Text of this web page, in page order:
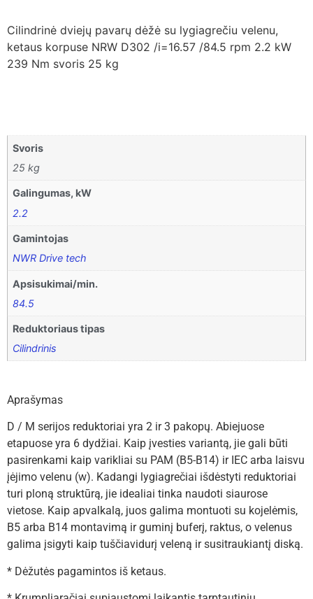
Cilindrinė dviejų pavarų dėžė su lygiagrečiu velenu,
ketaus korpuse NRW D302 /i=16.57 /84.5 rpm 2.2 kW
239 Nm svoris 25 kg
Svoris
25 kg
Galingumas, kW
2.2
Gamintojas
NWR Drive tech
Apsisukimai/min.
84.5
Reduktoriaus tipas
Cilindrinis
Aprašymas
D / M serijos reduktoriai yra 2 ir 3 pakopų. Abiejuose
etapuose yra 6 dydžiai. Kaip įvesties variantą, jie gali būti
pasirenkami kaip varikliai su PAM (B5-B14) ir IEC arba laisvu
įėjimo velenu (w). Kadangi lygiagrečiai išdėstyti reduktoriai
turi ploną struktūrą, jie idealiai tinka naudoti siaurose
vietose. Kaip apvalkalą, juos galima montuoti su kojelėmis,
B5 arba B14 montavimą ir guminį buferį, raktus, o velenus
galima įsigyti kaip tuščiavidurį veleną ir susitraukiantį diską.
* Dėžutės pagamintos iš ketaus.